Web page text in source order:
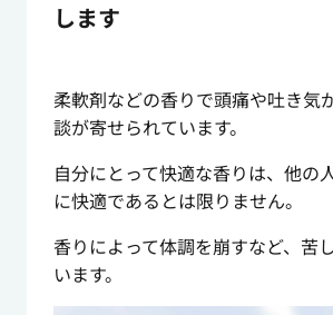
します
柔軟剤などの香りで頭痛や吐き気
談が寄せられています。
自分にとって快適な香りは、他の
に快適であるとは限りません。
香りによって体調を崩すなど、苦
います。